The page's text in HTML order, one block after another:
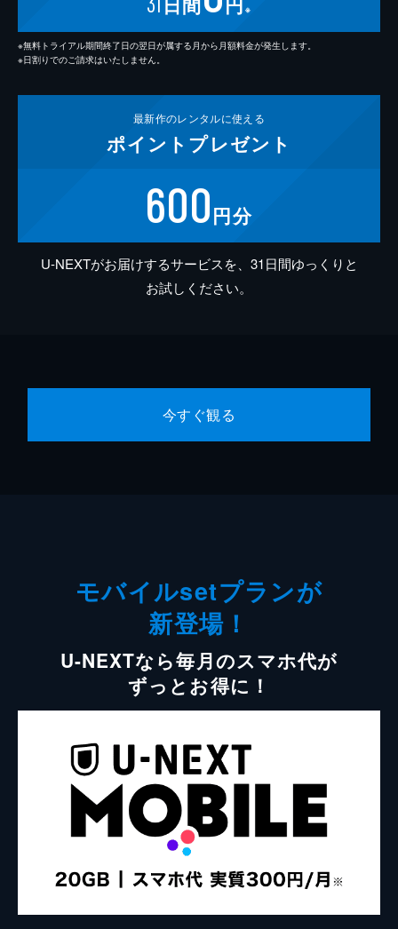
※
※無料トライアル期間終了日の翌日が属する月から月額料金が発生します。
※日割りでのご請求はいたしません。
最新作のレンタルに使える
ポイント プレゼント
600円分
U-NEXTがお届けするサービスを、31日間ゆっくりと
お試しください。
今すぐ観る
モバイルsetプランが
新登場！
U-NEXTなら毎月のスマホ代が
ずっとお得に！